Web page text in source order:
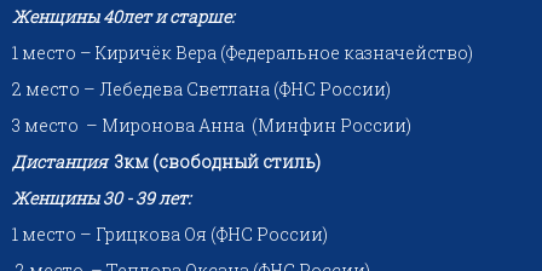
Женщины 40лет и старше:
1 место – Киричёк Вера (Федеральное казначейство)
2 место – Лебедева Светлана (ФНС России)
3 место – Миронова Анна (Минфин России)
Дистанция 3км (свободный стиль)
Женщины 30 - 39 лет:
1 место – Грицкова Оя (ФНС России)